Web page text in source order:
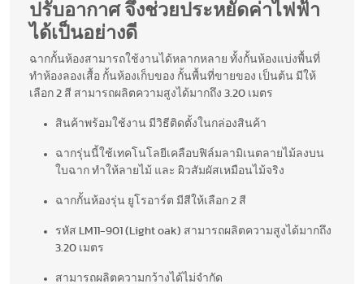
ปรับอากาศ จึงช่วยประหยัดค่าไฟฟ้า
ได้เป็นอย่างดี
ฉากกั้นห้องสามารถใช้งานได้หลากหลาย ทั้งกั้นห้องแบ่งพื้นที่
ทำห้องลองเสื้อ กั้นห้องเก็บของ กั้นพื้นที่ขายของ เป็นต้น มีให้
เลือก 2 สี สามารถผลิตความสูงได้มากถึง 3.20 เมตร
สินค้าพร้อมใช้งาน มีวิธีติดตั้งในกล่องสินค้า
ฉากรุ่นนี้ใช้เทคโนโลยีเคลือบฟิล์มลามิเนตลายไม้ลงบน
ใบฉาก ทำให้ลายไม้ และ ผิวสัมผัสเหมือนไม้จริง
ฉากกั้นห้องรุ่น ยูโรอาร์ต มีสีให้เลือก 2 สี
รหัส LM11-901 (Light oak) สามารถผลิตความสูงได้มากถึง
3.20 เมตร
สามารถผลิตความกว้างได้ไม่จำกัด